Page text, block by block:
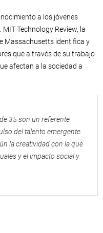
a los jóvenes
Technology Review, la
Massachusetts identifica y
que a través de su trabajo
afectan a la sociedad a
35 son un referente
del talento emergente.
la creatividad con la que
y el impacto social y